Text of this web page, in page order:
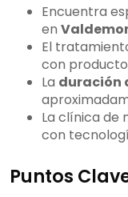
Encuentra
en
El
con
La duración
La clínica de
con
Puntos